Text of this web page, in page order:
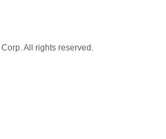
All rights reserved.